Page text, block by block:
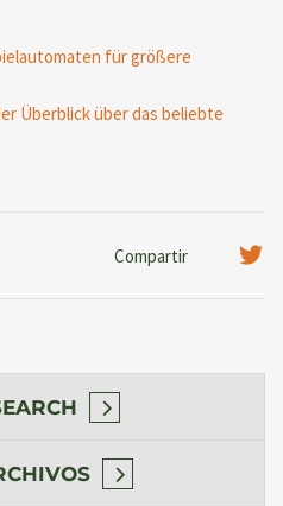
für größere
Überblick über das beliebte
Compartir